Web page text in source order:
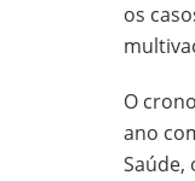
os
O
ano
Saúde,